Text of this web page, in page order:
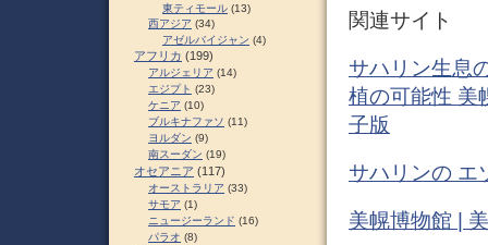
関連サイト
サハリン生息
植の可能性 美
子版
サハリンの エ
美幌博物館 |
東ティモール (13)
西アジア (34)
アゼルバイジャン (4)
アフリカ (199)
アルジェリア (14)
エジプト (23)
ケニア (10)
ブルキナファソ (11)
ヨルダン (9)
南スーダン (19)
オセアニア (117)
オーストラリア (33)
サモア (1)
ニュージーランド (16)
パラオ (8)